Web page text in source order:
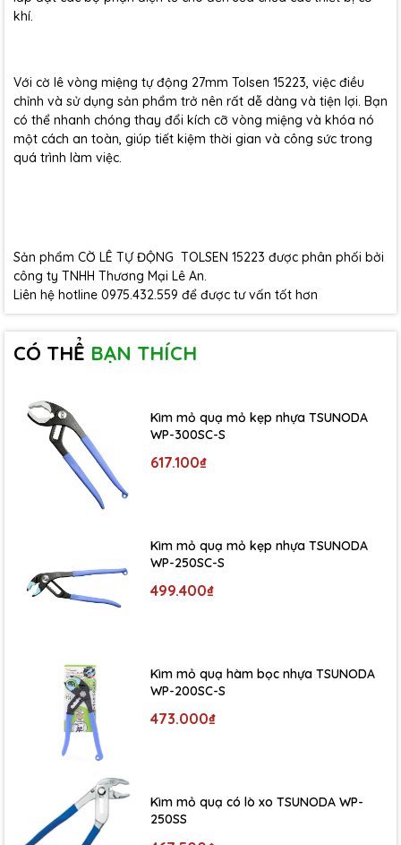
khí.
Với cờ lê vòng miệng tự động 27mm Tolsen 15223, việc điều
chỉnh và sử dụng sản phẩm trở nên rất dễ dàng và tiện lợi. Bạn
có thể nhanh chóng thay đổi kích cỡ vòng miệng và khóa nó
một cách an toàn, giúp tiết kiệm thời gian và công sức trong
quá trình làm việc.
Sản phẩm CỜ LÊ TỰ ĐỘNG TOLSEN 15223 được phân phối bởi
công ty TNHH Thương Mại Lê An.
Liên hệ hotline 0975.432.559 để được tư vấn tốt hơn
CÓ THỂ BẠN THÍCH
Kìm mỏ quạ mỏ kẹp nhựa TSUNODA
WP-300SC-S
617.100₫
Kìm mỏ quạ mỏ kẹp nhựa TSUNODA
WP-250SC-S
499.400₫
Kìm mỏ quạ hàm bọc nhựa TSUNODA
WP-200SC-S
473.000₫
Kìm mỏ quạ có lò xo TSUNODA WP-
250SS